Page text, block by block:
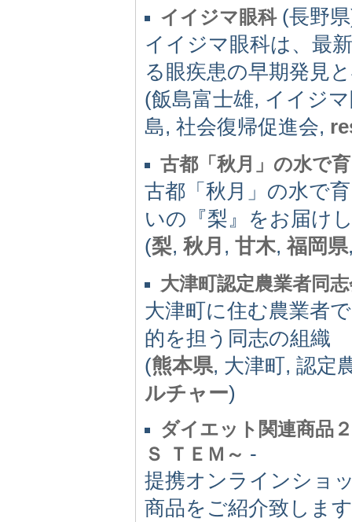
イイジマ眼科(長野
イイジマ眼科は、最
る眼疾患の早期発見
(飯島富士雄, イイジ
島, 社会復帰促進会,
古都「秋月」の水で
古都「秋月」の水で
いの『梨』をお届け
(梨, 秋月 , 甘木,福岡県
大津町認定農業者同
大津町に住む農業者
的を担う同志の組織
(熊本県, 大津町, 認定
ルチャー)
ダイエット関連商品
Ｓ ＴＥＭ～ -
提携オンラインショ
商品をご紹介致しま